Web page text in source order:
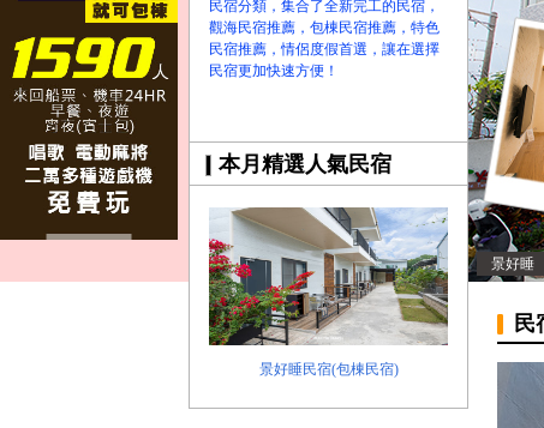
民宿分類，集合了全新完工的民宿，
觀海民宿推薦，包棟民宿推薦，特色
民宿推薦，情侶度假首選，讓在選擇
民宿更加快速方便！
本月精選人氣民宿
景好睡民宿(包棟民宿)
景好睡
民